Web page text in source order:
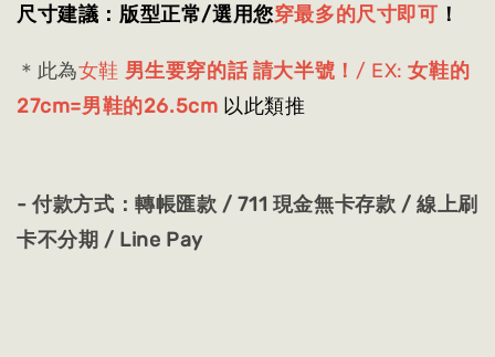
尺寸建議：版型正常/選用您穿最多的尺寸即可 ！
＊此為女鞋 男生要穿的話 請大半號！ / EX:女鞋的
27cm=男鞋的26.5cm 以此類推
- 付款方式：轉帳匯款 / 711 現金無卡存款 / 線上刷
卡不分期 / Line Pay